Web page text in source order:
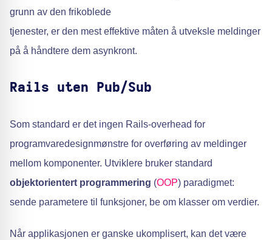
grunn av den frikoblede
tjenester, er den mest effektive måten å utveksle meldinger
på å håndtere dem asynkront.
Rails uten Pub/Sub
Som standard er det ingen Rails-overhead for
programvaredesignmønstre for overføring av meldinger
mellom komponenter. Utviklere bruker standard
objektorientert programmering (OOP) paradigmet:
sende parametere til funksjoner, be om klasser om verdier.
Når applikasjonen er ganske ukomplisert, kan det være